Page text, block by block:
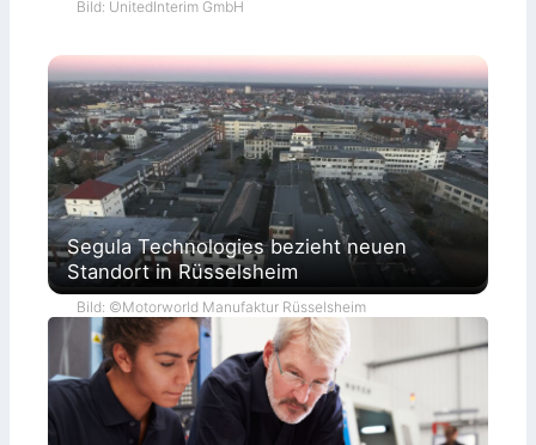
Bild: UnitedInterim GmbH
Segula Technologies bezieht neuen
Standort in Rüsselsheim
Bild: ©Motorworld Manufaktur Rüsselsheim